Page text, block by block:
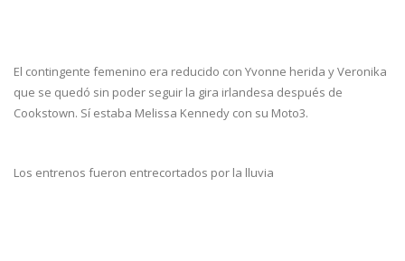
El contingente femenino era reducido con Yvonne herida y Veronika
que se quedó sin poder seguir la gira irlandesa después de
Cookstown. Sí estaba Melissa Kennedy con su Moto3.
Los entrenos fueron entrecortados por la lluvia